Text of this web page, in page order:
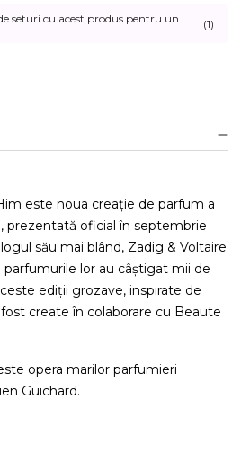
seturi cu acest produs pentru un
(1)
este noua creație de parfum a
prezentată oficial în septembrie
său mai blând, Zadig & Voltaire
parfumurile lor au câștigat mii de
ediții grozave, inspirate de
create în colaborare cu Beaute
opera marilor parfumieri
Guichard.